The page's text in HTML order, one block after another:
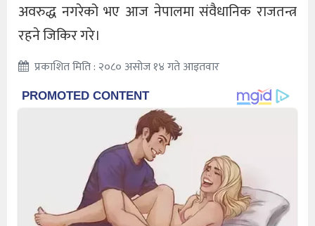
अवरुद्ध नगरेको भए आज नेपालमा संवैधानिक राजतन्त्र
रहने जिकिर गरे।
प्रकाशित मिति : २०८० असोज १४ गते आइतवार